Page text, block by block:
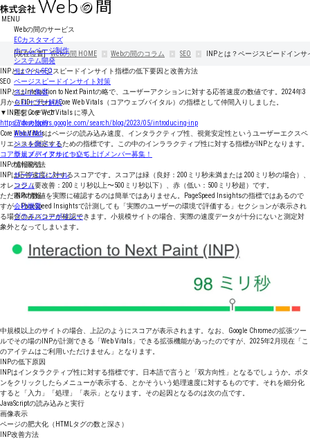
[現在位置] Webの間 HOME Webの間のコラム SEO INPとは？ページスピードイン
INPとは？ページスピードインサイト指標の低下要因と改善方法
SEO
INPとはInteraction to Next Paintの略で、ユーザーアクションに対する応答速度の数値です。2024年3
月からFIDに代わりCore Web Vitals（コアウェブバイタル）の指標として仲間入りしました。
▼INP を Core Web Vitals に導入
https://developers.google.com/search/blog/2023/05/introducing-inp
Core Web Vitalsはページの読み込み速度、インタラクティブ性、視覚安定性というユーザーエクスペ
リエンスを測定するための指標です。この中のインララクティブ性に対する指標がINPとなります。
コアウェブバイタルについて
INPの計測方法
INPは応答速度に対するスコアです。スコアは緑（良好：200ミリ秒未満または 200ミリ秒の場合）、
オレンジ（要改善：200ミリ秒以上〜500ミリ秒以下）、赤（低い：500ミリ秒超）です。
ただINPの数値を実際に確認するのは簡単ではありません。PageSpeed Insightsの指標ではあるので
すが、PageSpeed Insightsで計測しても「実際のユーザーの環境で評価する」セクションが表示され
る場合のみスコアが確認できます。小規模サイトの場合、実際の速度データが十分にないと測定対
象外となってしまいます。
中規模以上のサイトの場合、上記のようにスコアが表示されます。なお、Google Chromeの拡張ツー
ルでその場のINPが計測できる「Web Vitals」できる拡張機能があったのですが、2025年2月現在「こ
のアイテムはご利用いただけません」となります。
INPの低下原因
INPはインタラクティブ性に対する指標です。日本語で言うと「双方向性」となるでしょうか。ボタ
ンをクリックしたらメニューが表示する、とかそういう処理速度に対するものです。それを細分化
すると「入力」「処理」「表示」となります。その起因となるのは次の点です。
JavaScriptの読み込みと実行
画像表示
ページの肥大化（HTMLタグの数と深さ）
INP改善方法
MENU
Webの間のサービス
ECカスタマイズ
ホームページ制作
システム開発
モバイルSEO
ページスピードインサイト対策
ネット集客
クローラー解析
運営メディア
日本の旅侍
About Moi
ペットdeペット
新規メディアサイト立ち上げメンバー募集！
情報発信
サーチコンソール
コラム
基本情報
会社概要
プライバシーポリシー